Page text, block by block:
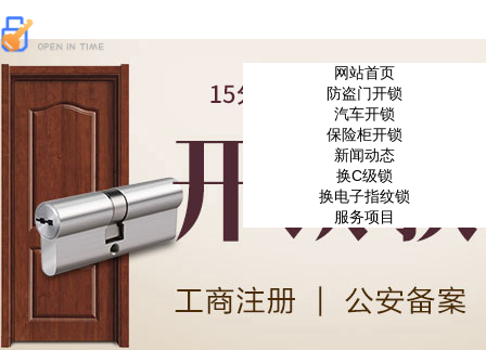
网站首页
防盗门开锁
汽车开锁
保险柜开锁
新闻动态
换C级锁
换电子指纹锁
服务项目